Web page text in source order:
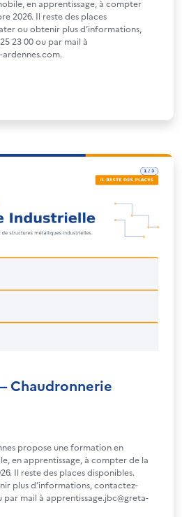
en apprentissage, à compter
2026. Il reste des places
ou obtenir plus d’informations,
23 00 ou par mail à
Chaudronnerie
propose une formation en
en apprentissage, à compter de la
Il reste des places disponibles.
plus d’informations, contactez-
par mail à apprentissage.jbc@greta-